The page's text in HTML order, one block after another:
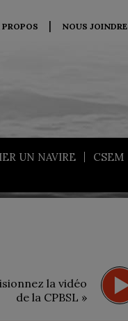
PROPOS NOUS JOINDRE
UN NAVIRE
CSEM
la vidéo
de la CPBSL »